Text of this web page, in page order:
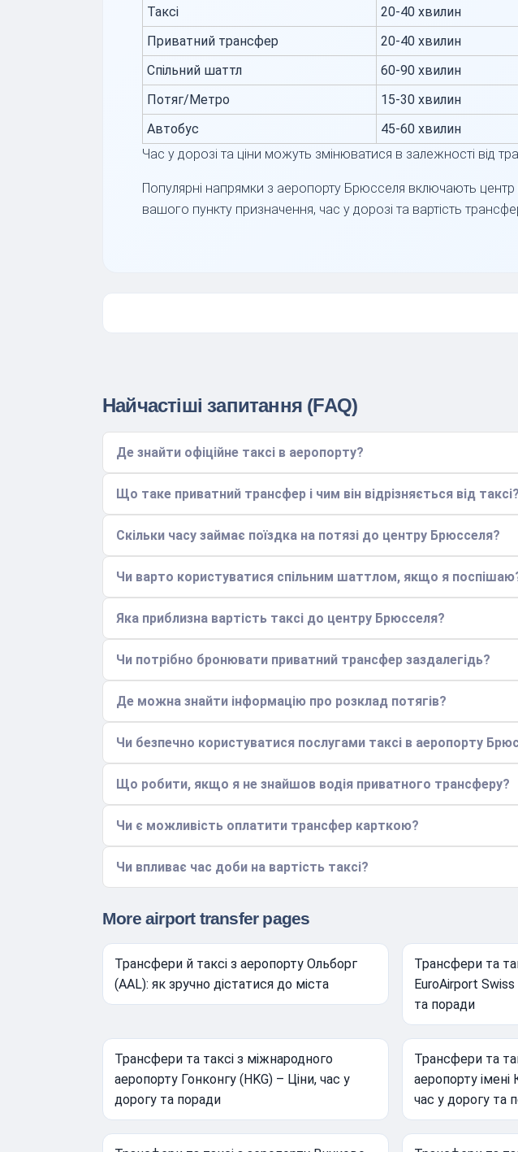
Таксі
20-40 хвилин
Приватний трансфер
20-40 хвилин
Спільний шаттл
60-90 хвилин
Потяг/Метро
15-30 хвилин
Автобус
45-60 хвилин
Час у дорозі та ціни можуть змінюватися в залежності від
Популярні напрямки з аеропорту Брюсселя включають
вашого пункту призначення, час у дорозі та вартість
Найчастіші запитання (FAQ)
Де знайти офіційне таксі в аеропорту?
Що таке приватний трансфер і чим він відрізняється від таксі?
Скільки часу займає поїздка на потязі до центру Брюсселя?
Чи варто користуватися спільним шаттлом, якщо я
Яка приблизна вартість таксі до центру Брюсселя?
Чи потрібно бронювати приватний трансфер заздалегідь?
Де можна знайти інформацію про розклад потягів?
Чи безпечно користуватися послугами таксі в аеропорту
Що робити, якщо я не знайшов водія приватного трансферу?
Чи є можливість оплатити трансфер карткою?
Чи впливає час доби на вартість таксі?
More airport transfer pages
Трансфери й таксі з аеропорту Ольборг
(AAL): як зручно дістатися до міста
Трансфери та
EuroAirport
та поради
Трансфери та таксі з міжнародного
аеропорту Гонконгу (HKG) – Ціни, час у
дорогу та поради
Трансфери та
аеропорту імені
час у дорогу та